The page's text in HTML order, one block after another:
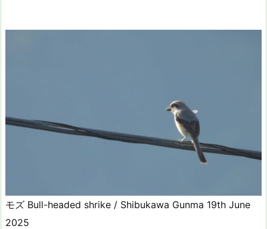
モズ Bull-headed shrike / Shibukawa Gunma 19th June
2025